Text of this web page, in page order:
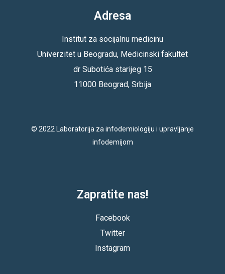
Adresa
Institut za socijalnu medicinu
Univerzitet u Beogradu, Medicinski fakultet
dr Subotića starijeg 15
11000 Beograd, Srbija
© 2022 Laboratorija za infodemiologiju i upravljanje
infodemijom
Zapratite nas!
Facebook
Twitter
Instagram